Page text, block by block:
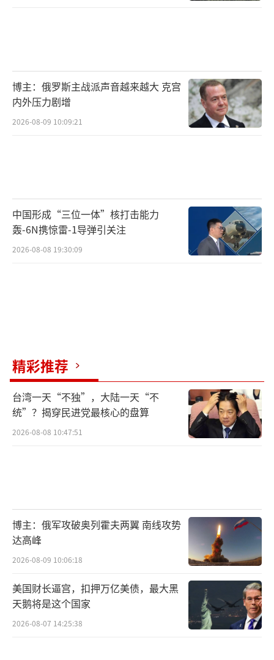
博主：俄罗斯主战派声音越来越大 克宫
内外压力剧增
2026-08-09 10:09:21
中国形成“三位一体”核打击能力
轰-6N携惊雷-1导弹引关注
2026-08-08 19:30:09
精彩推荐
台湾一天“不独”，大陆一天“不
统”？揭穿民进党最核心的盘算
2026-08-08 10:47:51
博主：俄军攻破奥列霍夫两翼 南线攻势
达高峰
2026-08-09 10:06:18
美国财长逼宫，扣押万亿美债，最大黑
天鹅将是这个国家
2026-08-07 14:25:38